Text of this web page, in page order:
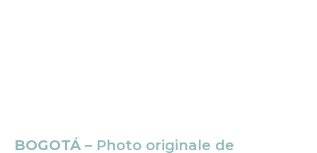
BOGOTÁ– Photo originale de